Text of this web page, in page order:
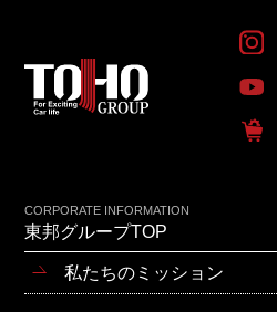
CORPORATE INFORMATION
東邦グループTOP
私たちのミッション